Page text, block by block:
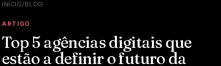
INÍCIO/BLOG
ARTIGO
Top 5 agências digitais que
estão a definir o futuro da